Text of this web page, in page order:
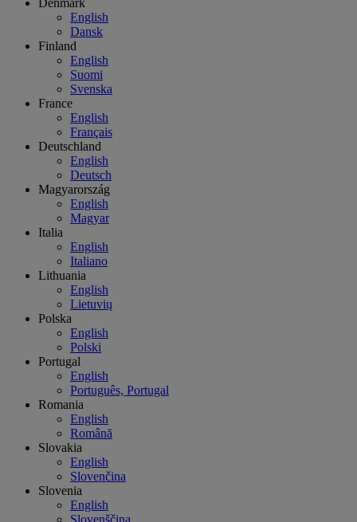
Denmark
English
Dansk
Finland
English
Suomi
Svenska
France
English
Français
Deutschland
English
Deutsch
Magyarország
English
Magyar
Italia
English
Italiano
Lithuania
English
Lietuvių
Polska
English
Polski
Portugal
English
Português, Portugal
Romania
English
Română
Slovakia
English
Slovenčina
Slovenia
English
Slovenščina